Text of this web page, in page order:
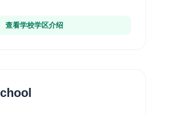
查看学校学区介绍